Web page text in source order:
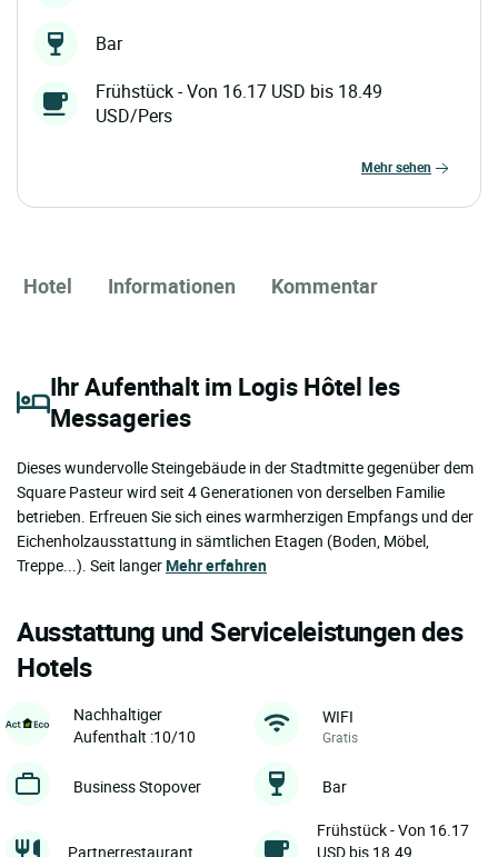
Bar
Frühstück - Von 16.17 USD bis 18.49
USD/Pers
mehr sehen
Hotel Informationen Kommentar
Ihr Aufenthalt im Logis Hôtel les
Messageries
Dieses wundervolle Steingebäude in der Stadtmitte gegenüber dem
Square Pasteur wird seit 4 Generationen von derselben Familie
betrieben. Erfreuen Sie sich eines warmherzigen Empfangs und der
Eichenholzausstattung in sämtlichen Etagen (Boden, Möbel,
Treppe...). Seit langerMehr erfahren
Ausstattung und Serviceleistungen des
Hotels
Nachhaltiger
Aufenthalt :10/10
WIFI
Gratis
Business Stopover Bar
Partnerrestaurant
Frühstück - Von 16.17
USD bis 18.49